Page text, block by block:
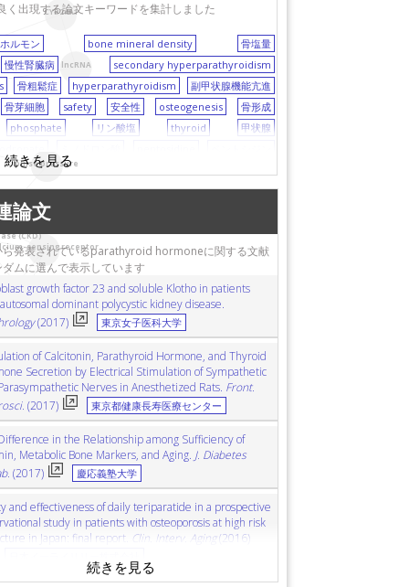
(CKD)
sensing receptor
D receptor
lncRNA
CYP24A1
pulse pressure
出現する論文キーワードを集計しました
ルモン bone mineral density
骨塩量
慢性腎臓病
secondary hyperparathyroidism
骨粗鬆症 hyperparathyroidism
副甲状腺機能亢進
骨芽細胞 safety 安全性 osteogenesis
骨形成
phosphate リン酸塩 thyroid
甲状腺
療 5-aminolevulinic acid
感知受容体 vitamin D receptor
ビタミンD受容体
coupled receptor (GCPR)
estrogen エストロゲン lncRNA
長鎖非コードRNA
歯科インプラント osseointegration
骨結合
パク質 multiple regression analysis
rabbit ウサギ bone 骨 calcium
カルシウム
軟骨分化 fracture healing
pulse pressure 脈圧 micro-CT
マイクロCT
テリパラチド bone resorption
骨吸収
ト proliferation 増殖 hemodialysis
血液透析
日性 hypercalcemia 高カルシウム血症
sclerostin
プロスタグランジンE2 hypoxia 低酸素
論文
ら発表されているparathyroid hormoneに関する文献
ダムに選んで表示しています
growth factor 23 and soluble Klotho in patients
dominant polycystic kidney disease.
(2017) 東京女子医科大学
of Calcitonin, Parathyroid Hormone, and Thyroid
Secretion by Electrical Stimulation of Sympathetic
Nerves in Anesthetized Rats. Front.
(2017) 東京都健康長寿医療センター
in the Relationship among Sufficiency of
Metabolic Bone Markers, and Aging. J. Diabetes
(2017) 慶応義塾大学
and effectiveness of daily teriparatide in a prospective
study in patients with osteoporosis at high risk
in Japan: final report. Clin. Interv. Aging(2016)